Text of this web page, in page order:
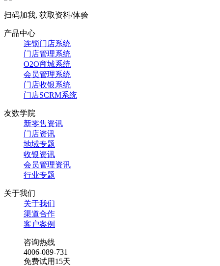
扫码加我, 获取资料/体验
产品中心
连锁门店系统
门店管理系统
O2O商城系统
会员管理系统
门店收银系统
门店SCRM系统
友数学院
新零售资讯
门店资讯
地域专题
收银资讯
会员管理资讯
行业专题
关于我们
关于我们
渠道合作
客户案例
咨询热线
4006-089-731
免费试用15天